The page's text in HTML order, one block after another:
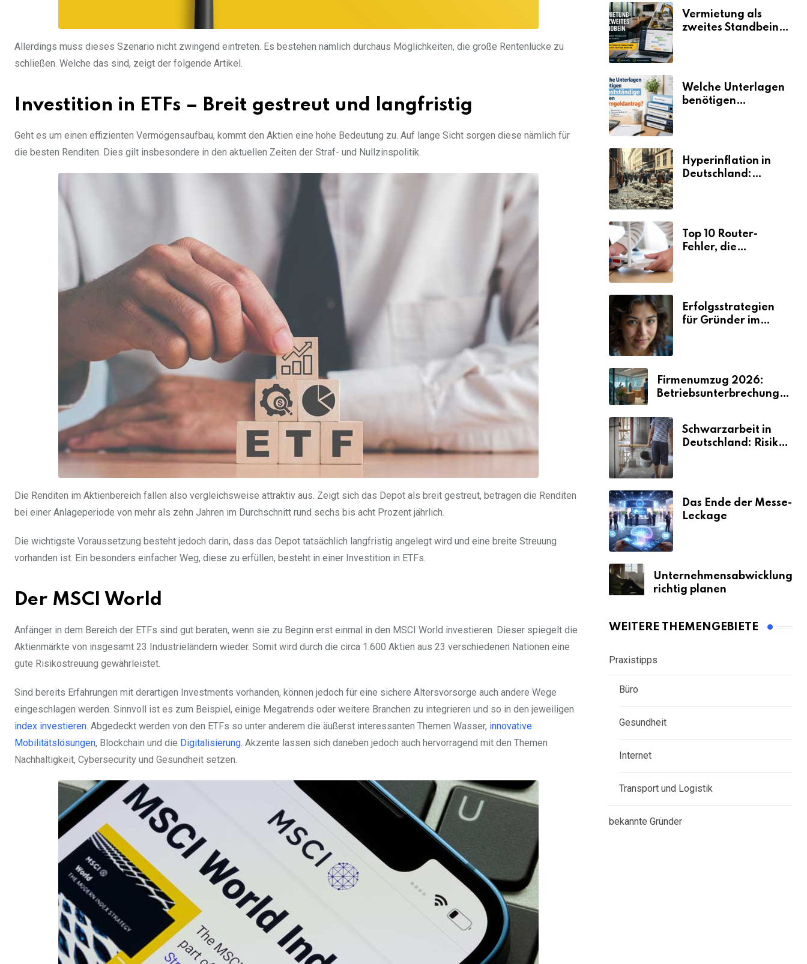
Allerdings muss dieses Szenario nicht zwingend eintreten. Es bestehen nämlich durchaus Möglichkeiten, die große Rentenlücke zu
schließen. Welche das sind, zeigt der folgende Artikel.
Investition in ETFs – Breit gestreut und langfristig
Geht es um einen effizienten Vermögensaufbau, kommt den Aktien eine hohe Bedeutung zu. Auf lange Sicht sorgen diese nämlich für
die besten Renditen. Dies gilt insbesondere in den aktuellen Zeiten der Straf- und Nullzinspolitik.
Die Renditen im Aktienbereich fallen also vergleichsweise attraktiv aus. Zeigt sich das Depot als breit gestreut, betragen die Renditen
bei einer Anlageperiode von mehr als zehn Jahren im Durchschnitt rund sechs bis acht Prozent jährlich.
Die wichtigste Voraussetzung besteht jedoch darin, dass das Depot tatsächlich langfristig angelegt wird und eine breite Streuung
vorhanden ist. Ein besonders einfacher Weg, diese zu erfüllen, besteht in einer Investition in ETFs.
Der MSCI World
Anfänger in dem Bereich der ETFs sind gut beraten, wenn sie zu Beginn erst einmal in den MSCI World investieren. Dieser spiegelt die
Aktienmärkte von insgesamt 23 Industrieländern wieder. Somit wird durch die circa 1.600 Aktien aus 23 verschiedenen Nationen eine
gute Risikostreuung gewährleistet.
Sind bereits Erfahrungen mit derartigen Investments vorhanden, können jedoch für eine sichere Altersvorsorge auch andere Wege
eingeschlagen werden. Sinnvoll ist es zum Beispiel, einige Megatrends oder weitere Branchen zu integrieren und so in den jeweiligen
index investieren . Abgedeckt werden von den ETFs so unter anderem die äußerst interessanten Themen Wasser, innovative
Mobilitätslösungen, Blockchain und die Digitalisierung . Akzente lassen sich daneben jedoch auch hervorragend mit den Themen
Nachhaltigkeit, Cybersecurity und Gesundheit setzen.
Vermietung als
zweites Standbein:
Umsätze machen
Welche Unterlagen
benötigen
Hyperinflation in
Deutschland:
Top 10 Router-
Fehler, die
Erfolgsstrategien
für Gründer im
Firmenumzug 2026:
Betriebsunterbrechungen
Schwarzarbeit in
Deutschland: Risiken
Das Ende der Messe-
Leckage
Unternehmensabwicklung
richtig planen
WEITERE THEMENGEBIETE
Praxistipps
Büro
Gesundheit
Internet
Transport und Logistik
bekannte Gründer